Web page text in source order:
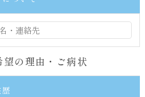
の理由・ご病状